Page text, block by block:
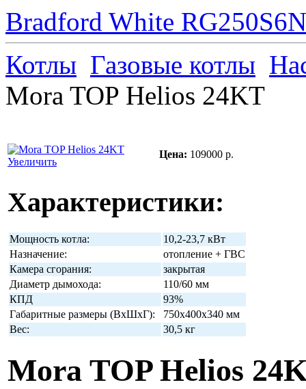
Bradford White
Котлы Газовые котлы
Mora TOP Helios 24KT
Увеличить
Цена: 109000 р.
Характеристики:
Мощность котла:
10,2-23,7 кВт
Назначение:
отопление + ГВС
Камера сгорания:
закрытая
Диаметр дымохода:
110/60 мм
КПД
93%
Габаритные размеры (ВхШхГ):
750х400х340 мм
Вес:
30,5 кг
Mora TOP Helios